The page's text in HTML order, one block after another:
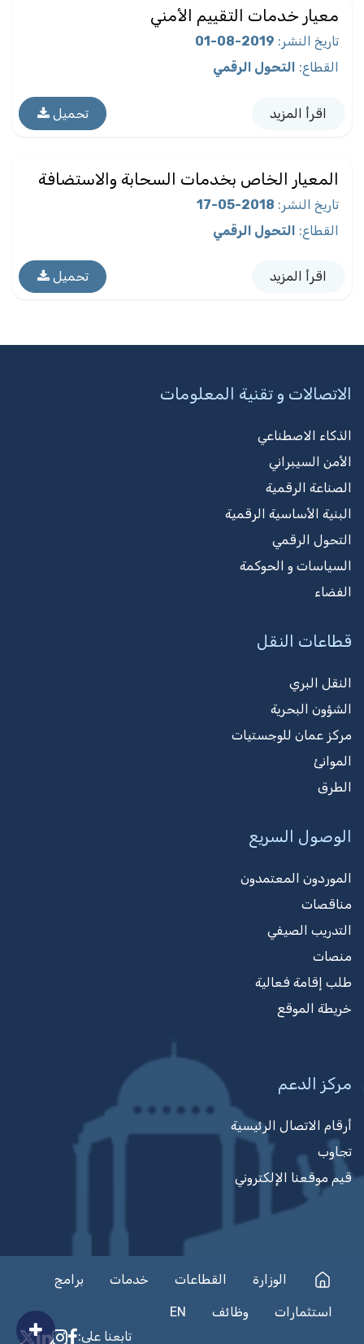
معيار خدمات التقييم الأمني
تاريخ النشر :
2019-08-01
القطاع: التحول الرقمي
اقرأ المزيد تحميل
المعيار الخاص بخدمات السحابة والاستضافة
تاريخ النشر :
2018-05-17
القطاع: التحول الرقمي
اقرأ المزيد تحميل
الاتصالات و تقنية المعلومات
الذكاء الاصطناعي
الأمن السيبراني
الصناعة الرقمية
البنية الأساسية الرقمية
التحول الرقمي
السياسات و الحوكمة
الفضاء
قطاعات النقل
النقل البري
الشؤون البحرية
مركز عمان للوجستيات
الموانئ
الطرق
الوصول السريع
الموردون المعتمدون
مناقصات
التدريب الصيفي
منصات
طلب إقامة فعالية
خريطة الموقع
مركز الدعم
أرقام الاتصال الرئيسية
تجاوب
قيم موقعنا الإلكتروني
الوزارة القطاعات خدمات برامج
استثمارات وظائف
EN
تابعنا على:
Facebook
X